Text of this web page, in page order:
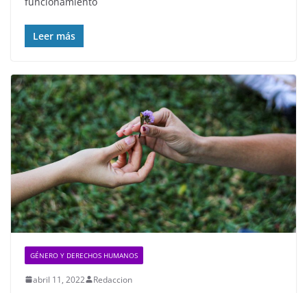
Leer más
GÉNERO Y DERECHOS HUMANOS
abril 11, 2022 Redaccion